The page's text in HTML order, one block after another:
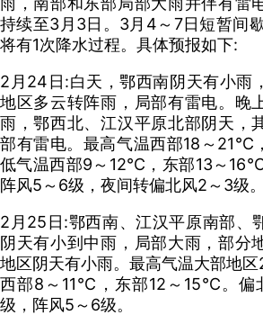
持续至3月3日。3月4～7日短暂间
将有1次降水过程。具体预报如下:
2月24日:白天，鄂西南阴天有小雨
地区多云转阵雨，局部有雷电。晚
雨，鄂西北、江汉平原北部阴天，
部有雷电。最高气温西部18～
低气温西部9～12℃，东部13～
阵风5～6级，夜间转偏北风2～3级。
2月25日:鄂西南、江汉平原南部、
阴天有小到中雨，局部大雨，部分
地区阴天有小雨。最高气温大部地
西部8～11℃，东部12～15℃。偏
级，阵风5～6级。